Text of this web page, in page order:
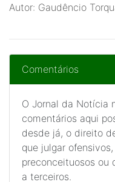
Autor: Gaudêncio
Comentários
O Jornal da Notícia
comentários aqui
desde já, o direito
que julgar
preconceituosos ou
a terceiros.